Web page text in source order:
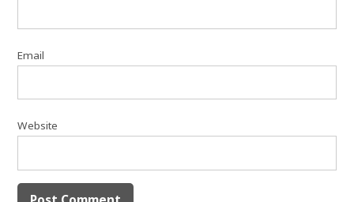
Email
Website